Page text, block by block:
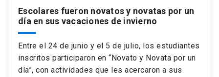
Escolares fueron novatos y novatas por un
día en sus vacaciones de invierno
Entre el 24 de junio y el 5 de julio, los estudiantes
inscritos participaron en “Novato y Novata por un
día”, con actividades que les acercaron a sus